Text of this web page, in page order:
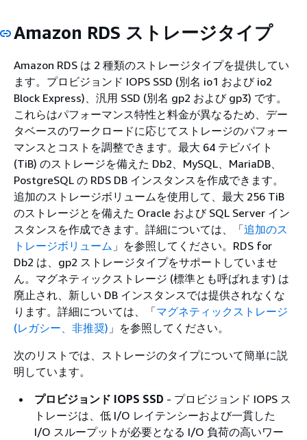
Amazon RDS ストレージタイプ
Amazon RDS は 2 種類のストレージタイプを提供してい
ます。プロビジョンド IOPS SSD (別名 io1 および io2
Block Express)、汎用 SSD (別名 gp2 および gp3) です。
これらはパフォーマンス特性と料金が異なるため、デー
タベースのワークロードに応じてストレージのパフォー
マンスとコストを調整できます。 最大 64 テビバイト
(TiB) のストレージを備えた Db2、MySQL、MariaDB、
PostgreSQL の RDS DB インスタンスを作成できます。
追加のストレージボリュームを使用して、最大 256 TiB
のストレージとを備えた Oracle および SQL Server イン
スタンスを作成できます。詳細については、「追加のス
トレージボリューム 」を参照してください。 RDS for
Db2 は、gp2 ストレージタイプをサポートしていませ
ん。マグネティックストレージ (標準とも呼ばれます) は
廃止され、新しい DB インスタンスでは提供されなくな
ります。詳細については、「マグネティックストレージ
(レガシー、非推奨) 」を参照してください。
次のリストでは、ストレージのタイプについて簡単に説
明しています。
プロビジョンド IOPS SSD - プロビジョンド IOPS ス
トレージは、低 I/O レイテンシーおよび一貫した
I/O スループットが必要となる I/O 負荷の高いワー